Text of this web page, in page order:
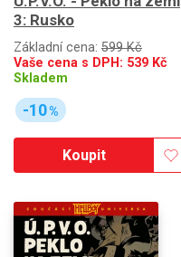
3: Rusko
Základní cena: 599 Kč
Vaše cena s DPH: 539 Kč
Skladem
-10%
Koupit